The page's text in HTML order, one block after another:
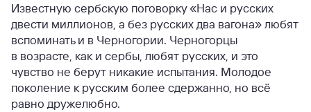
Известную сербскую поговорку «Нас и русских
двести миллионов, а без русских два вагона» любят
вспоминать и в Черногории. Черногорцы
в возрасте, как и сербы, любят русских, и это
чувство не берут никакие испытания. Молодое
поколение к русским более сдержанно, но всё
равно дружелюбно.